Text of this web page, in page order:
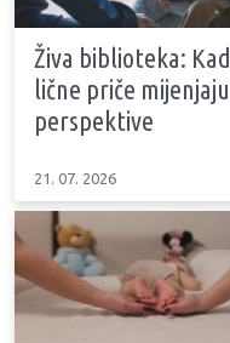
Živa biblioteka:
lične priče mijenjaju
perspektive
21. 07. 2026